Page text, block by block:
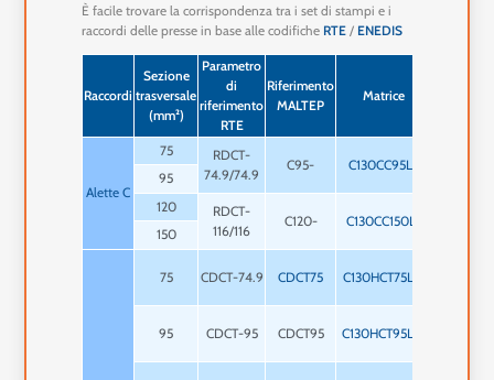
È facile trovare la corrispondenza tra i set di stampi e i
raccordi delle presse in base alle codifiche RTE / ENEDIS
Raccordi
Sezione
trasversale
(mm²)
Parametro
di
riferimento
RTE
Riferimento
MALTEP
Matrice
Alette C
75
RDCT-
74.9/74.9
C95- C130CC95L9
95
120
RDCT-
116/116
C120- C130CC150L5
150
75 CDCT-74.9 CDCT75 C130HCT75L14
95 CDCT-95 CDCT95 C130HCT95L14